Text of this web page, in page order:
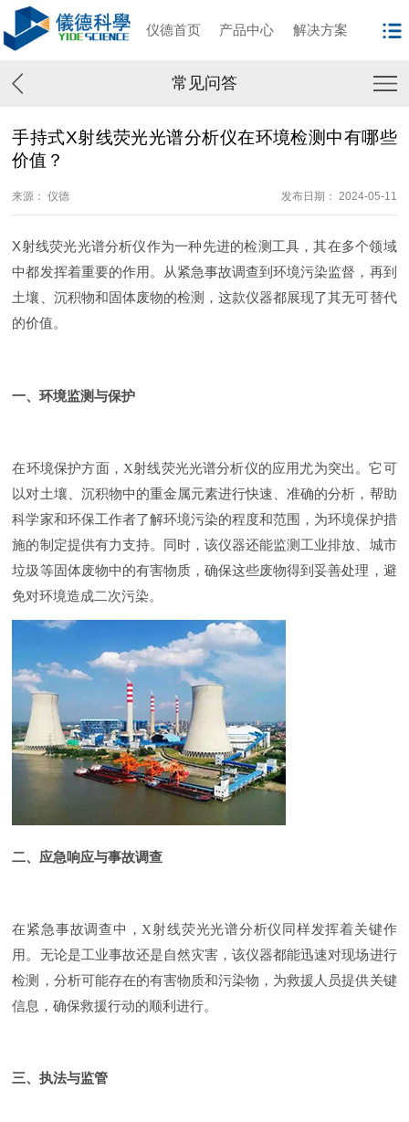
仪德首页 产品中心 解决方案
常见问答
手持式X射线荧光光谱分析仪在环境检测中有哪些
价值？
来源： 仪德 发布日期： 2024-05-11
X射线荧光光谱分析仪作为一种先进的检测工具，其在多个领域
中都发挥着重要的作用。从紧急事故调查到环境污染监督，再到
土壤、沉积物和固体废物的检测，这款仪器都展现了其无可替代
的价值。
一、环境监测与保护
在环境保护方面， X射线荧光光谱分析仪的应用尤为突出。它可
以对土壤、沉积物中的重金属元素进行快速、准确的分析，帮助
科学家和环保工作者了解环境污染的程度和范围，为环境保护措
施的制定提供有力支持。同时，该仪器还能监测工业排放、城市
垃圾等固体废物中的有害物质，确保这些废物得到妥善处理，避
免对环境造成二次污染。
二、应急响应与事故调查
在紧急事故调查中， X射线荧光光谱分析仪同样发挥着关键作
用。无论是工业事故还是自然灾害，该仪器都能迅速对现场进行
检测，分析可能存在的有害物质和污染物，为救援人员提供关键
信息，确保救援行动的顺利进行。
三、执法与监管